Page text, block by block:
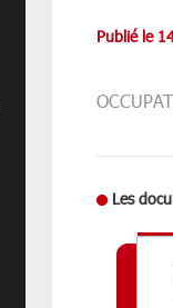
Publié le
Les